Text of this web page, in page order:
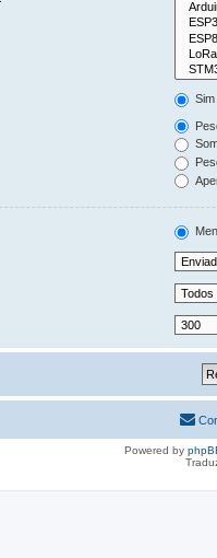
Sim
Powered by